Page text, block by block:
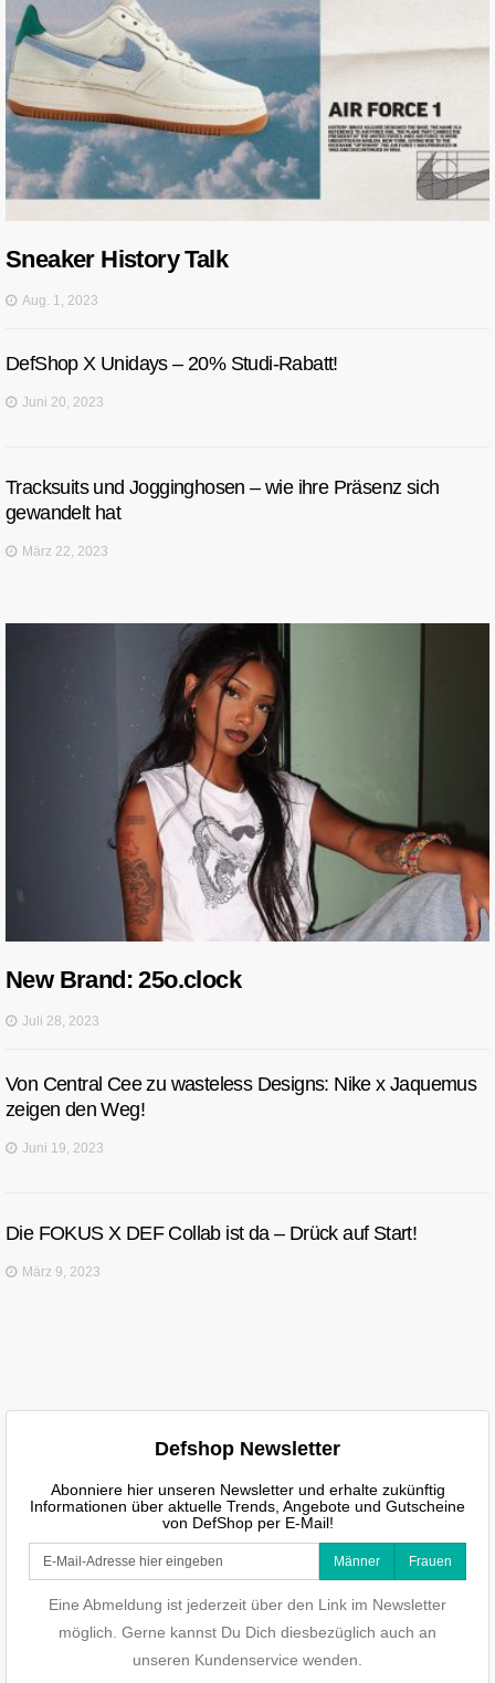
Sneaker History Talk
Aug. 1, 2023
DefShop X Unidays – 20% Studi-Rabatt!
Juni 20, 2023
Tracksuits und Jogginghosen – wie ihre Präsenz sich
gewandelt hat
März 22, 2023
New Brand: 25o.clock
Juli 28, 2023
Von Central Cee zu wasteless Designs: Nike x Jaquemus
zeigen den Weg!
Juni 19, 2023
Die FOKUS X DEF Collab ist da – Drück auf Start!
März 9, 2023
Defshop Newsletter
Abonniere hier unseren Newsletter und erhalte zukünftig
Informationen über aktuelle Trends, Angebote und Gutscheine
von DefShop per E-Mail!
Männer Frauen
Eine Abmeldung ist jederzeit über den Link im Newsletter
möglich. Gerne kannst Du Dich diesbezüglich auch an
unseren Kundenservice wenden.